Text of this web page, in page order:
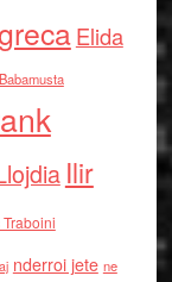
Elida
Ilir
nderroi jete ne